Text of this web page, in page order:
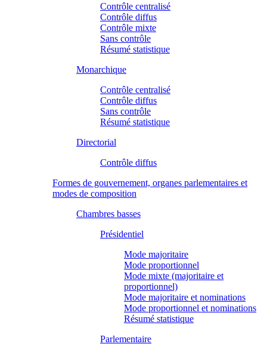
Contrôle centralisé
Contrôle diffus
Contrôle mixte
Sans contrôle
Résumé statistique
Monarchique
Contrôle centralisé
Contrôle diffus
Sans contrôle
Résumé statistique
Directorial
Contrôle diffus
Formes de gouvernement, organes parlementaires et
modes de composition
Chambres basses
Présidentiel
Mode majoritaire
Mode proportionnel
Mode mixte (majoritaire et
proportionnel)
Mode majoritaire et nominations
Mode proportionnel et nominations
Résumé statistique
Parlementaire